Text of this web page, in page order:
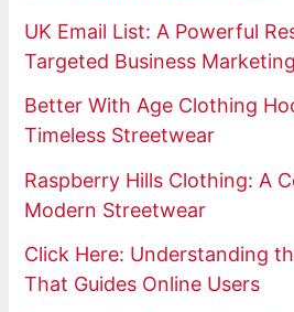
UK Email List: A Powerful
Targeted Business Marketing
Better With Age Clothing
Timeless Streetwear
Raspberry Hills Clothing: A
Modern Streetwear
Click Here: Understanding
That Guides Online Users